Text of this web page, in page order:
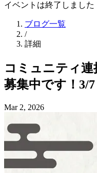
イベントは終了しました
ブログ一覧
/
詳細
コミュニティ
募集中です！ 3/
Mar 2, 2026